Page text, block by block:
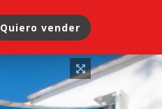
Quiero vender